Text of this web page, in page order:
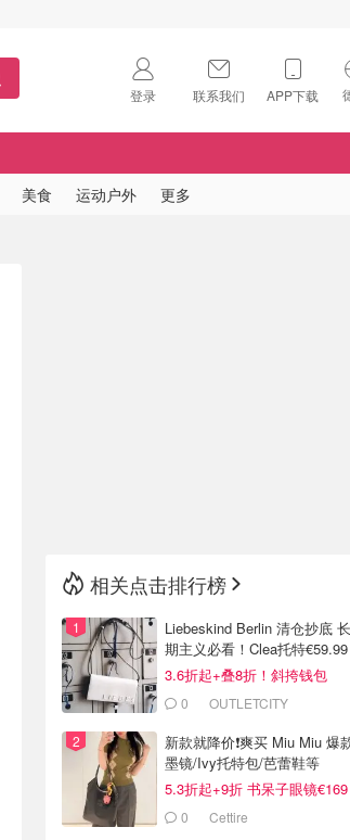
登录 联系我们 APP下载
🇺🇸
美食 运动户外 更多
相关点击排行榜
Liebeskind Berlin 清仓抄底 长
期主义必看！Clea托特€59.99
3.6折起+叠8折！斜挎钱包
€63.99
0
OUTLETCITY
新款就降价❗️爽买 Miu Miu 爆
墨镜/Ivy托特包/芭蕾鞋等
5.3折起+9折 书呆子眼镜€169
0 Cettire